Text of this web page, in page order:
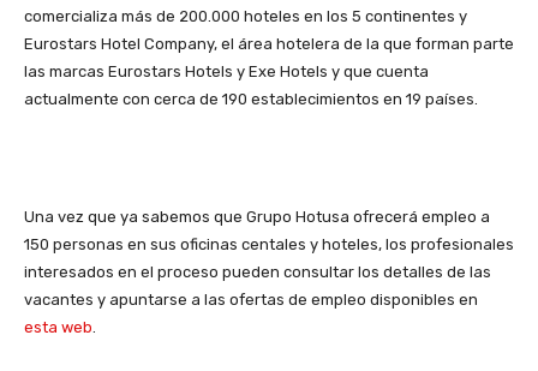
comercializa más de 200.000 hoteles en los 5 continentes y
Eurostars Hotel Company, el área hotelera de la que forman parte
las marcas Eurostars Hotels y Exe Hotels y que cuenta
actualmente con cerca de 190 establecimientos en 19 países.
Una vez que ya sabemos que Grupo Hotusa ofrecerá empleo a
150 personas en sus oficinas centales y hoteles, los profesionales
interesados en el proceso pueden consultar los detalles de las
vacantes y apuntarse a las ofertas de empleo disponibles en
esta web.